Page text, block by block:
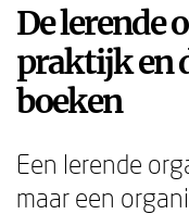
De lerende
praktijk en
boeken
Een lerende
maar een